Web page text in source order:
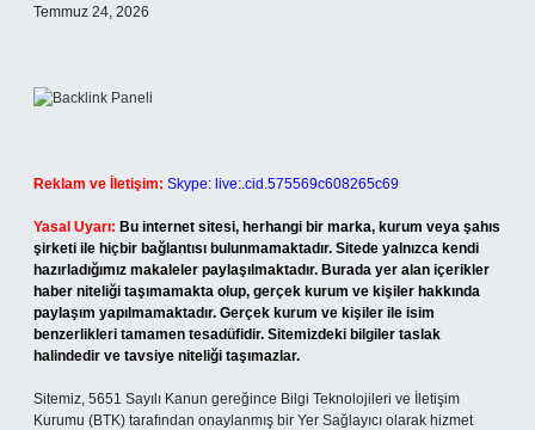
Temmuz 24, 2026
Reklam ve İletişim: Skype: live:.cid.575569c608265c69
Yasal Uyarı: Bu internet sitesi, herhangi bir marka, kurum veya şahıs
şirketi ile hiçbir bağlantısı bulunmamaktadır. Sitede yalnızca kendi
hazırladığımız makaleler paylaşılmaktadır. Burada yer alan içerikler
haber niteliği taşımamakta olup, gerçek kurum ve kişiler hakkında
paylaşım yapılmamaktadır. Gerçek kurum ve kişiler ile isim
benzerlikleri tamamen tesadüfidir. Sitemizdeki bilgiler taslak
halindedir ve tavsiye niteliği taşımazlar.
Sitemiz, 5651 Sayılı Kanun gereğince Bilgi Teknolojileri ve İletişim
Kurumu (BTK) tarafından onaylanmış bir Yer Sağlayıcı olarak hizmet